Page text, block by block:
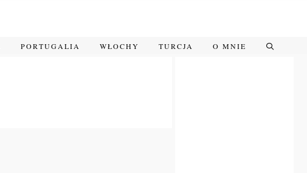
PORTUGALIA WŁOCHY TURCJA O MNIE